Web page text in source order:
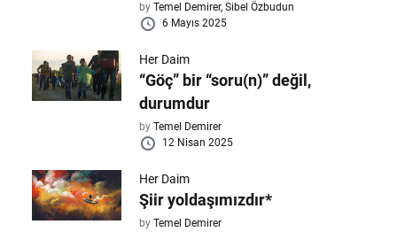
byTemel Demirer,Sibel Özbudun
6 Mayıs 2025
Her Daim
“Göç” bir “soru(n)” değil,
durumdur
byTemel Demirer
12 Nisan 2025
Her Daim
Şiir yoldaşımızdır*
byTemel Demirer